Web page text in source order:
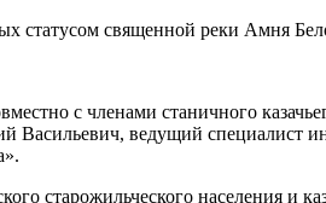
статусом священной реки Амня
с членами станичного
ведущий специалист
старожильческого населения и